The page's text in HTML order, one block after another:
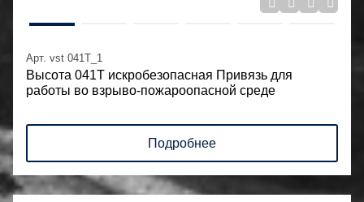
Арт. vst 041T_1
Высота 041Т искробезопасная Привязь для
работы во взрыво-пожароопасной среде
Подробнее